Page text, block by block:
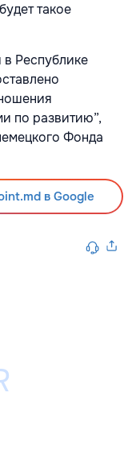
такое
Республике
по развитию”,
Фонда
в Google